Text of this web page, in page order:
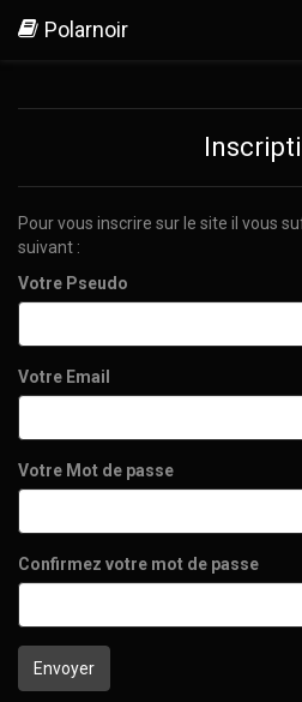
Polarnoir
Pour vous inscrire sur le site il vous
suivant :
Votre Pseudo
Votre Email
Votre Mot de passe
Confirmez votre mot de passe